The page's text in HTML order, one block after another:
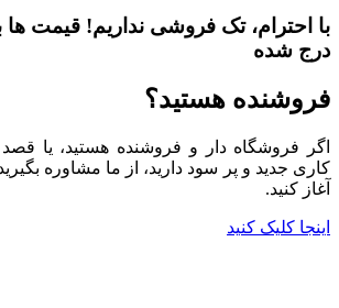
با احترام، تک فروشی نداریم! قیمت
درج شده
فروشنده هستید؟
اگر فروشگاه دار و فروشنده هستید، یا
کاری جدید و پر سود دارید، از ما مشاوره
آغاز کنید.
اینجا کلیک کنید